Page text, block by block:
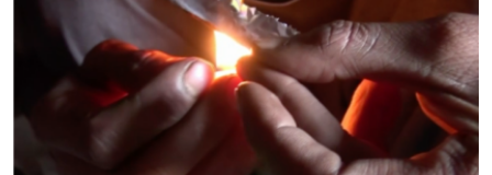
عمومي
لارښود
ته
لاړ
شئ
د بیان ازادي
روغتیا
سرمقاله
له مونږ سره په تماس کې پاتې شئ